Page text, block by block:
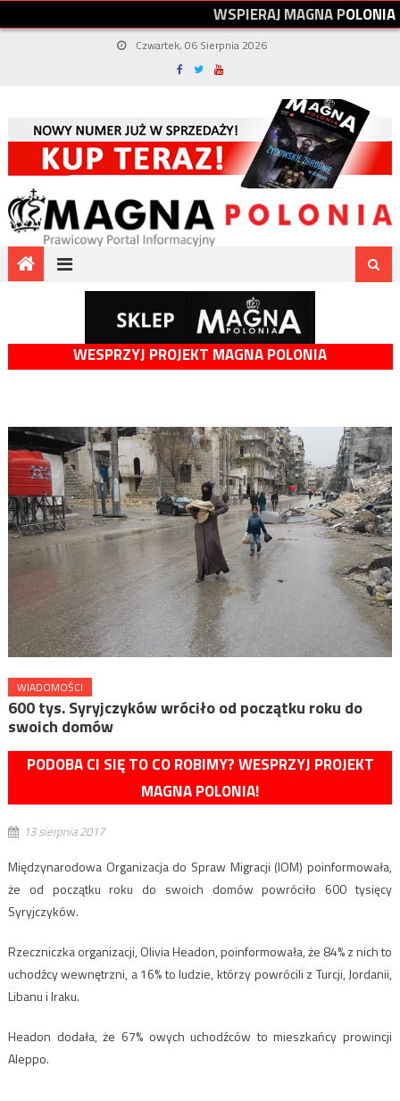
WSPIERAJMAGNAPOLONIA
Czwartek, 06 Sierpnia 2026
WESPRZYJ PROJEKT MAGNA POLONIA
WIADOMOŚCI
600 tys. Syryjczyków wróciło od początku roku do
swoich domów
PODOBA CI SIĘ TO CO ROBIMY? WESPRZYJ PROJEKT
MAGNA POLONIA!
13 sierpnia 2017
Międzynarodowa Organizacja do Spraw Migracji (IOM) poinformowała,
że od początku roku do swoich domów powróciło 600 tysięcy
Syryjczyków.
Rzeczniczka organizacji, Olivia Headon, poinformowała, że 84% z nich to
uchodźcy wewnętrzni, a 16% to ludzie, którzy powrócili z Turcji, Jordanii,
Libanu i Iraku.
Headon dodała, że 67% owych uchodźców to mieszkańcy prowincji
Aleppo.